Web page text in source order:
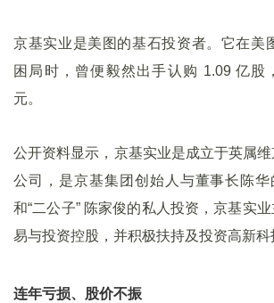
京基实业是美图的基石投资者。它在美
困局时，曾便毅然出手认购 1.09 亿股
元。
公开资料显示，京基实业是成立于英属
公司，是京基集团创始人与董事长陈华
和“二公子” 陈家俊的私人投资，京基实
易与投资控股，并积极扶持及投资高新科
连年亏损、股价不振